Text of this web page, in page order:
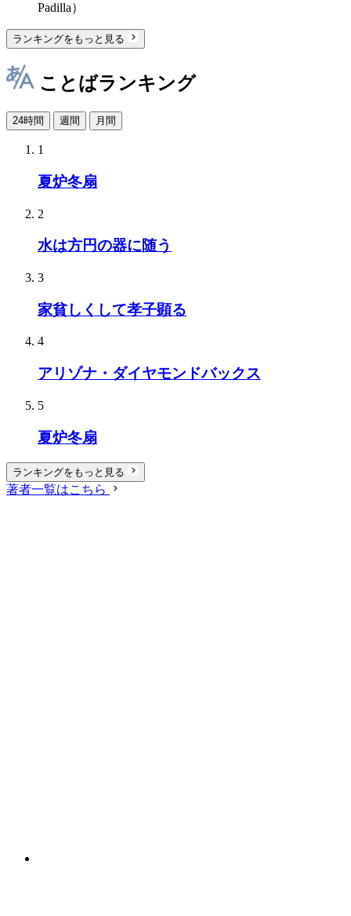
Padilla）
ランキングをもっと見る
ことばランキング
24時間 週間 月間
1
夏炉冬扇
2
水は方円の器に随う
3
家貧しくして孝子顕る
4
アリゾナ・ダイヤモンドバックス
5
夏炉冬扇
ランキングをもっと見る
著者一覧はこちら